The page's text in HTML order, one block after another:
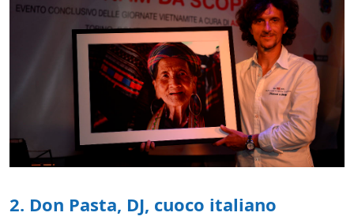
2. Don Pasta, DJ, cuoco italiano